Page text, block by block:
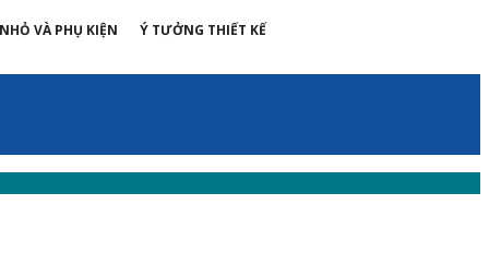
VÀ PHỤ KIỆN Ý TƯỞNG THIẾT KẾ